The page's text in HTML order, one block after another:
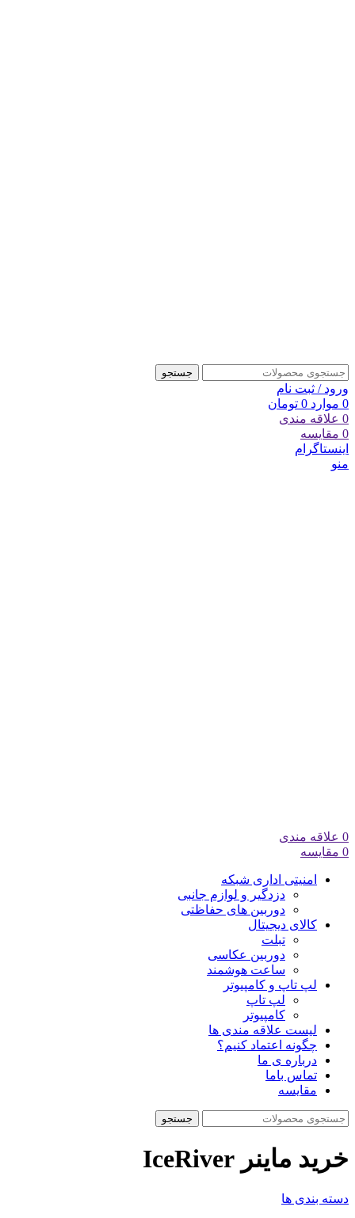
جستجو
ورود / ثبت نام
0 موارد 0 تومان
0 علاقه مندی
0 مقایسه
اینستاگرام
منو
0 علاقه مندی
0 مقایسه
امنیتی اداری شبکه
دزدگیر و لوازم جانبی
دوربین های حفاظتی
کالای دیجیتال
تبلت
دوربین عکاسی
ساعت هوشمند
لپ تاپ و کامپیوتر
لپ تاپ
کامپیوتر
لیست علاقه مندی ها
چگونه اعتماد کنیم؟
درباره ی ما
تماس باما
مقایسه
جستجو
خرید ماینر IceRiver
دسته بندی ها